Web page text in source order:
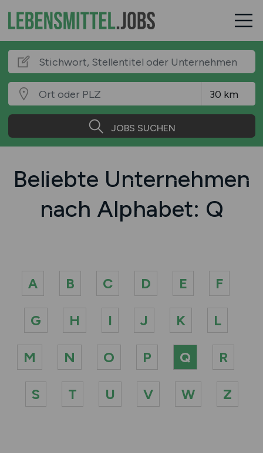
JOBS SUCHEN
Beliebte Unternehmen
nach Alphabet: Q
A B C D E F
G H I J K L
M N O P Q R
S T U V W Z